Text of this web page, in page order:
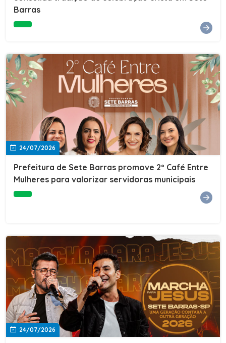
e do Instituto de Desenvolvimento Profissional
fundador da empresa Seu Consultor.Inscrições: FAÇA
AQUI
Barras
24/07/2026
Prefeitura de Sete Barras promove 2º Café Entre
Mulheres para valorizar servidoras municipais
24/07/2026